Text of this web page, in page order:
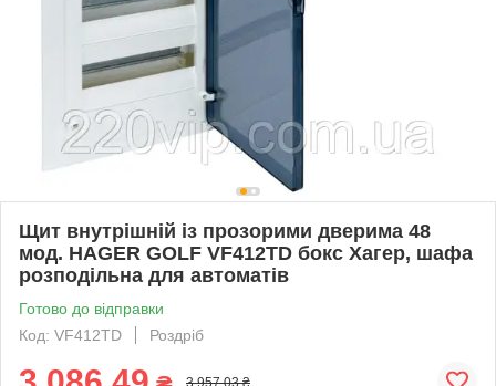
Щит внутрішній із прозорими дверима 48
мод. HAGER GOLF VF412TD бокс Хагер, шафа
розподільна для автоматів
Готово до відправки
Код: VF412TD
Роздріб
3 957,03 ₴